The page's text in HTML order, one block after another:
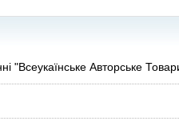
"Всеукаїнське Авторське